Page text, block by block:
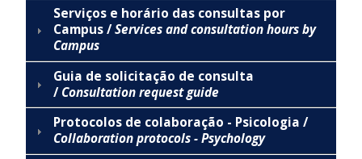
Serviços e horário das consultas por
Campus /Services and consultation hours by
Campus
Guia de solicitação de consulta
/Consultation request guide
Protocolos de colaboração - Psicologia /
Collaboration protocols - Psychology